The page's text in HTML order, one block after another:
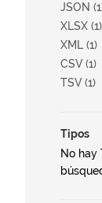
JSON
XLSX (1)
XML (1)
CSV (1)
TSV (1)
Tipos
No hay